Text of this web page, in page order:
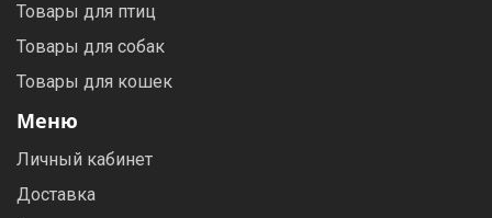
Товары для птиц
Товары для собак
Товары для кошек
Меню
Личный кабинет
Доставка